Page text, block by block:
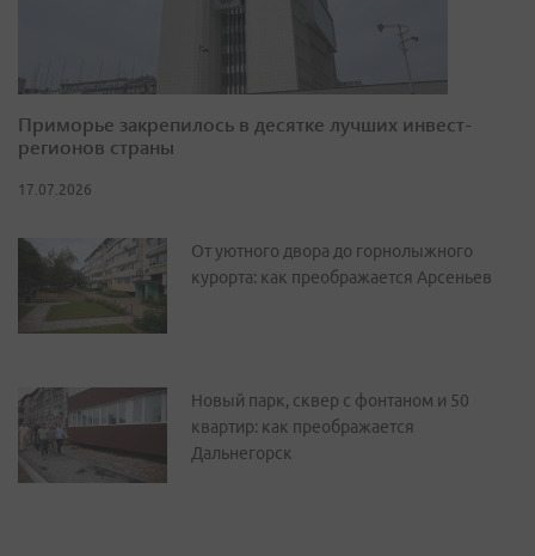
Приморье закрепилось в десятке лучших инвест-
регионов страны
17.07.2026
От уютного двора до горнолыжного
курорта: как преображается Арсеньев
Новый парк, сквер с фонтаном и 50
квартир: как преображается
Дальнегорск